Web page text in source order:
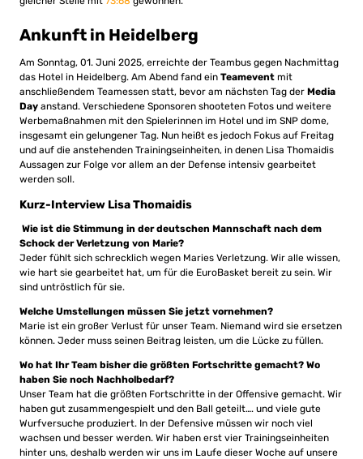
Ankunft in Heidelberg
Am Sonntag, 01. Juni 2025, erreichte der Teambus gegen Nachmittag
das Hotel in Heidelberg. Am Abend fand ein Teamevent mit
anschließendem Teamessen statt, bevor am nächsten Tag der Media
Day anstand. Verschiedene Sponsoren shooteten Fotos und weitere
Werbemaßnahmen mit den Spielerinnen im Hotel und im SNP dome,
insgesamt ein gelungener Tag. Nun heißt es jedoch Fokus auf Freitag
und auf die anstehenden Trainingseinheiten, in denen Lisa Thomaidis
Aussagen zur Folge vor allem an der Defense intensiv gearbeitet
werden soll.
Kurz-Interview Lisa Thomaidis
Wie ist die Stimmung in der deutschen Mannschaft nach dem
Schock der Verletzung von Marie?
Jeder fühlt sich schrecklich wegen Maries Verletzung. Wir alle wissen,
wie hart sie gearbeitet hat, um für die EuroBasket bereit zu sein. Wir
sind untröstlich für sie.
Welche Umstellungen müssen Sie jetzt vornehmen?
Marie ist ein großer Verlust für unser Team. Niemand wird sie ersetzen
können. Jeder muss seinen Beitrag leisten, um die Lücke zu füllen.
Wo hat Ihr Team bisher die größten Fortschritte gemacht? Wo
haben Sie noch Nachholbedarf?
Unser Team hat die größten Fortschritte in der Offensive gemacht. Wir
haben gut zusammengespielt und den Ball geteilt…. und viele gute
Wurfversuche produziert. In der Defensive müssen wir noch viel
wachsen und besser werden. Wir haben erst vier Trainingseinheiten
hinter uns, deshalb werden wir uns im Laufe dieser Woche auf unsere